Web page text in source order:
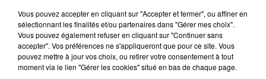
15 juillet 2026
BÉTHUNE: ENQUÊTE POUR HOMICIDE
Vous pouvez accepter en cliquant sur "Accepter et fermer", ou affiner en
sélectionnant les finalités et/ou partenaires dans "Gérer mes choix".
Vous pouvez également refuser en cliquant sur "Continuer sans
accepter". Vos préférences ne s'appliqueront que pour ce site. Vous
pouvez mettre à jour vos choix, ou retirer votre consentement à tout
moment via le lien "Gérer les cookies" situé en bas de chaque page.